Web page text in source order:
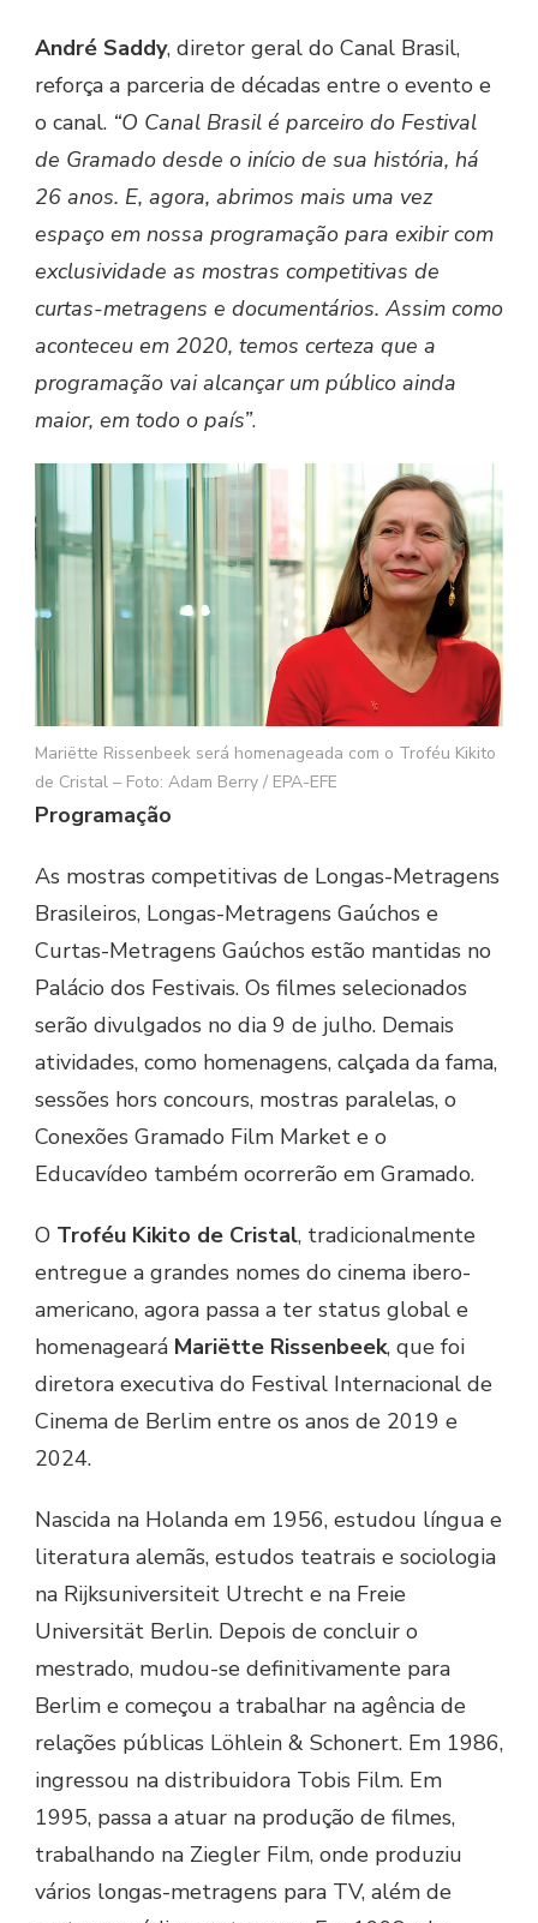
André Saddy, diretor geral do Canal Brasil,
reforça a parceria de décadas entre o evento e
o canal. “O Canal Brasil é parceiro do Festival
de Gramado desde o início de sua história, há
26 anos. E, agora, abrimos mais uma vez
espaço em nossa programação para exibir com
exclusividade as mostras competitivas de
curtas-metragens e documentários. Assim como
aconteceu em 2020, temos certeza que a
programação vai alcançar um público ainda
maior, em todo o país”.
Mariëtte Rissenbeek será homenageada com o Troféu Kikito
de Cristal – Foto: Adam Berry / EPA-EFE
Programação
As mostras competitivas de Longas-Metragens
Brasileiros, Longas-Metragens Gaúchos e
Curtas-Metragens Gaúchos estão mantidas no
Palácio dos Festivais. Os filmes selecionados
serão divulgados no dia 9 de julho. Demais
atividades, como homenagens, calçada da fama,
sessões hors concours, mostras paralelas, o
Conexões Gramado Film Market e o
Educavídeo também ocorrerão em Gramado.
O Troféu Kikito de Cristal, tradicionalmente
entregue a grandes nomes do cinema ibero-
americano, agora passa a ter status global e
homenageará Mariëtte Rissenbeek, que foi
diretora executiva do Festival Internacional de
Cinema de Berlim entre os anos de 2019 e
2024.
Nascida na Holanda em 1956, estudou língua e
literatura alemãs, estudos teatrais e sociologia
na Rijksuniversiteit Utrecht e na Freie
Universität Berlin. Depois de concluir o
mestrado, mudou-se definitivamente para
Berlim e começou a trabalhar na agência de
relações públicas Löhlein & Schonert. Em 1986,
ingressou na distribuidora Tobis Film. Em
1995, passa a atuar na produção de filmes,
trabalhando na Ziegler Film, onde produziu
vários longas-metragens para TV, além de